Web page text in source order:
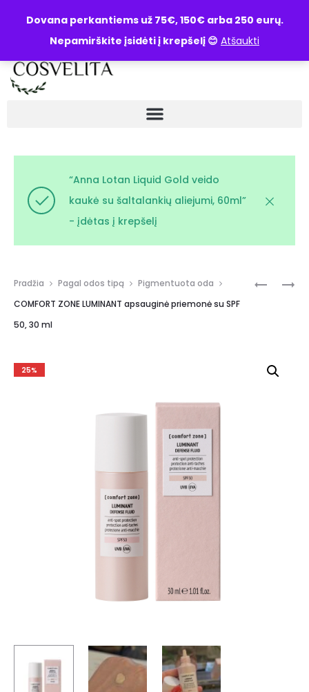
Dovana perkantiems už 75€, 150€ arba 250 eurų.
Nepamirškite įsidėti į krepšelį 😊 Atšaukti
UŽKLAUSA
“Anna Lotan Liquid Gold veido
kaukė su šaltalankių aliejumi, 60ml”
- įdėtas į krepšelį
Pradžia Pagal odos tipą
Pigmentuota oda
COMFORT ZONE LUMINANT apsauginė priemonė su SPF
50, 30 ml
25%